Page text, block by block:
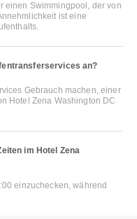
einen Swimmingpool, der von
ist eine
an?
Gebrauch machen, einer
Hotel Zena Washington DC
im Hotel Zena
einzuchecken, während